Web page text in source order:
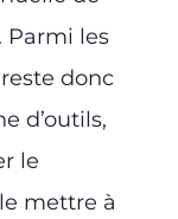
Parmi les
donc
d’outils,
le
mettre à